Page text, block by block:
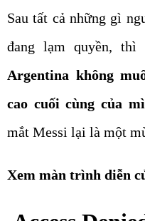
Sau tất cả những gì
đang lạm quyền,
Argentina không
cao cuối cùng của
mắt Messi lại là một
Xem màn trình diễn